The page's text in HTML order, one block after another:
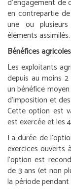
d’engagement de
en contrepartie
une ou
éléments assimilés.
Bénéfices agricoles
Les exploitants
depuis au moins
un bénéfice
d’imposition et
Cette option est
est exercée et les
La durée de
exercices ouverts
l’option est
de 3 ans (et non
la période